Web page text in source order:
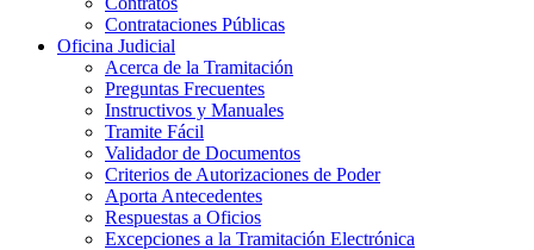
Contrataciones Públicas
Oficina Judicial
Acerca de la Tramitación
Preguntas Frecuentes
Instructivos y Manuales
Tramite Fácil
Validador de Documentos
Criterios de Autorizaciones de Poder
Aporta Antecedentes
Respuestas a Oficios
Excepciones a la Tramitación Electrónica